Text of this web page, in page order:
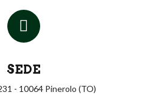
SEDE
- 10064 Pinerolo (TO)